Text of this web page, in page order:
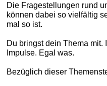
Die Fragestellungen rund
können dabei so vielfältig
mal so ist.
Du bringst dein Thema mit.
Impulse. Egal was.
Bezüglich dieser